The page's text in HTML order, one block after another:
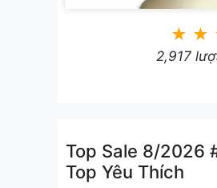
★ ★
2,917
Top Sale 8/2026
Top Yêu Thích